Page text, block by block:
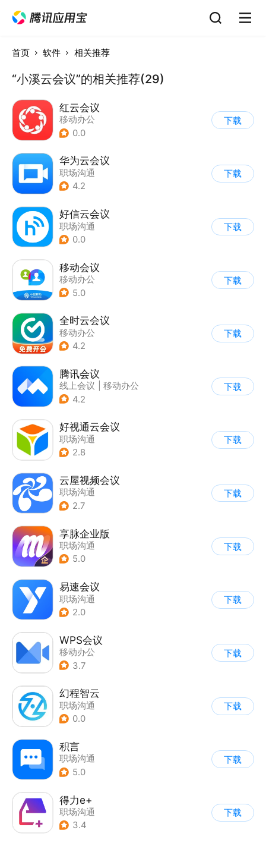
首页 软件 相关推荐
“小溪云会议”的相关推荐(29)
红云会议
移动办公
0.0
下载
华为云会议
职场沟通
4.2
下载
好信云会议
职场沟通
0.0
下载
移动会议
移动办公
5.0
下载
全时云会议
移动办公
4.2
下载
腾讯会议
线上会议
移动办公
4.2
下载
好视通云会议
职场沟通
2.8
下载
云屋视频会议
职场沟通
2.7
下载
享脉企业版
职场沟通
5.0
下载
易速会议
职场沟通
2.0
下载
WPS会议
移动办公
3.7
下载
幻程智云
职场沟通
0.0
下载
积言
职场沟通
5.0
下载
得力e+
职场沟通
3.4
下载